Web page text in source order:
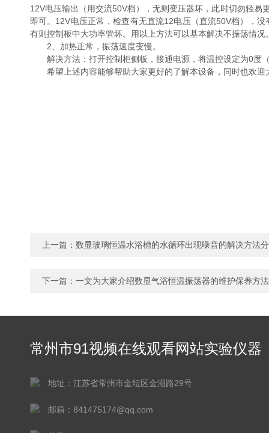
12V电压输出（用交流50V档），无则变压器坏，此时切勿轻
即可。12V电压正常，检查有无直流12电压（直流50V档），
有则控制板中大功率管坏。用以上方法可以基本解决不振荡情况
2、加热正常，振荡速度变慢。
解决方法：打开控制柜侧板，接通电源，将温控设定为0度
希望上述内容能够帮助大家更好的了解本设备，同时也欢迎
上一篇： 数显玻璃恒温水浴槽的水循环出现噪音的解决方法
下一篇： 一文为大家介绍数显气浴恒温振荡器的维护保养方法
常州市91视频在线观看网站实验仪器
地址：江苏省常州市金坛区金湖路29号
邮箱：841475174@qq.com